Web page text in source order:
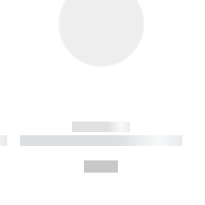
------------
----------- ----------- ----------